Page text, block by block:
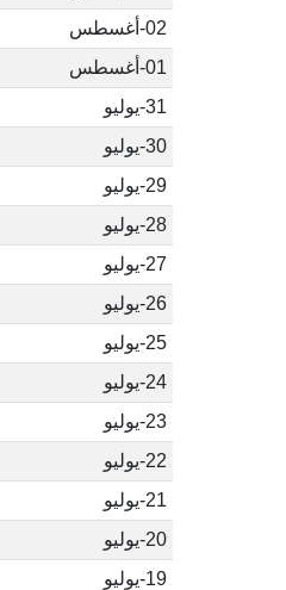
02-أغسطس
01-أغسطس
31-يوليو
30-يوليو
29-يوليو
28-يوليو
27-يوليو
26-يوليو
25-يوليو
24-يوليو
23-يوليو
22-يوليو
21-يوليو
20-يوليو
19-يوليو